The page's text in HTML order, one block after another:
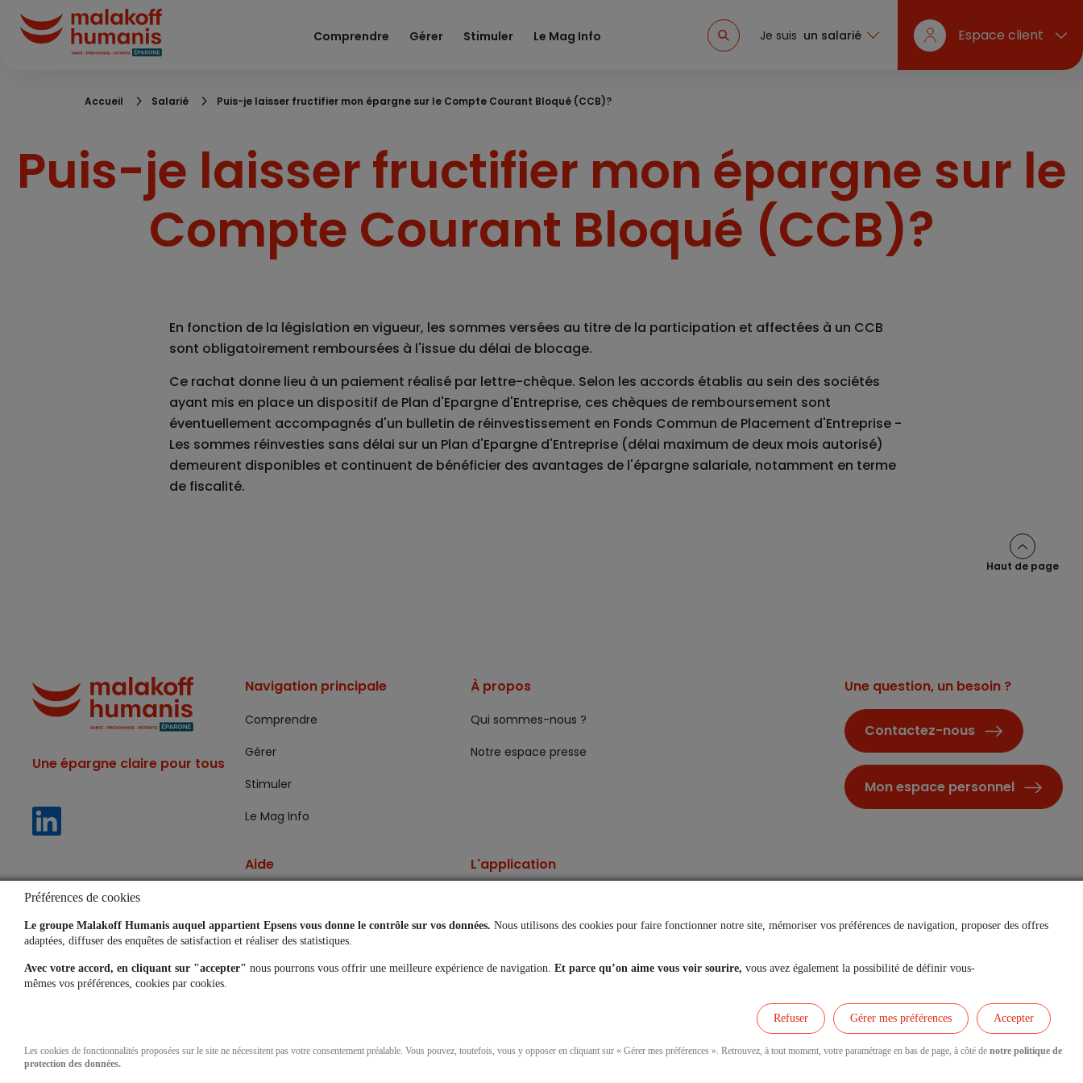
Aller
contenu
Comprendre Gérer Stimuler Le Mag Info Je suis un salarié Espace client
Nous contacter
Accessibilité et Mode écologique
Fil
Accueil Salarié Puis-je laisser fructifier mon épargne sur le Compte Courant Bloqué (CCB)?
Puis-je laisser fructifier mon épargne sur le
Compte Courant Bloqué (CCB)?
En fonction de la législation en vigueur, les sommes versées au titre de la participation et affectées à un CCB
sont obligatoirement remboursées à l'issue du délai de blocage.
Ce rachat donne lieu à un paiement réalisé par lettre-chèque. Selon les accords établis au sein des sociétés
ayant mis en place un dispositif de Plan d'Epargne d'Entreprise, ces chèques de remboursement sont
éventuellement accompagnés d'un bulletin de réinvestissement en Fonds Commun de Placement d'Entreprise -
Les sommes réinvesties sans délai sur un Plan d'Epargne d'Entreprise (délai maximum de deux mois autorisé)
demeurent disponibles et continuent de bénéficier des avantages de l'épargne salariale, notamment en terme
de fiscalité.
Haut de page
Une épargne claire pour tous
À propos
Qui sommes-nous ?
Notre espace presse
Navigation principale
Comprendre
Gérer
Stimuler
Le Mag Info
Aide
Questions fréquentes
Simulateurs
Une question, un besoin ?
Contactez-nous
Mon espace personnel
L'application
à portée de main
Préférences de cookies
Le groupe Malakoff Humanis auquel appartient Epsens vous donne le contrôle sur vos données. Nous utilisons des cookies pour faire fonctionner notre site, mémoriser vos préférences de navigation, proposer des offres
adaptées, diffuser des enquêtes de satisfaction et réaliser des statistiques.
Avec votre accord, en cliquant sur "accepter" nous pourrons vous offrir une meilleure expérience de navigation. Et parce qu’on aime vous voir sourire, vous avez également la possibilité de définir vous-
mêmes vos préférences, cookies par cookies.
Les cookies de fonctionnalités proposées sur le site ne nécessitent pas votre consentement préalable. Vous pouvez, toutefois, vous y opposer en cliquant sur « Gérer mes préférences ». Retrouvez, à tout moment, votre paramétrage en bas de page, à côté de notre politique de
protection des données.
Refuser Gérer mes préférences Accepter